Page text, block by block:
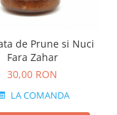
de Prune si Nuci
Fara Zahar
30,00 RON
LA COMANDA